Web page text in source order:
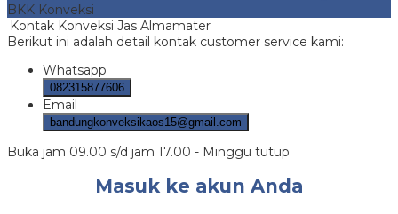
BKK Konveksi
Kontak Konveksi Jas Almamater
Berikut ini adalah detail kontak customer service kami:
Whatsapp
082315877606
Email
bandungkonveksikaos15@gmail.com
Buka jam 09.00 s/d jam 17.00 - Minggu tutup
Masuk ke akun Anda